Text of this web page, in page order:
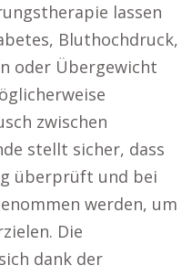
lassen
Bluthochdruck,
oder Übergewicht
zwischen
stellt sicher, dass
überprüft und bei
werden, um
Die
dank der